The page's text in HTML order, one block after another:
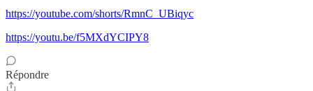
https://youtube.com/shorts/RmnC_UBiqyc
https://youtu.be/f5MXdYCIPY8
Répondre